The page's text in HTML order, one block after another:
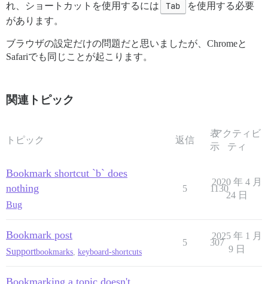
れ、ショートカットを使用するには
Tab
を使用する必要
があります。
ブラウザの設定だけの問題だと思いましたが、Chromeと
Safariでも同じことが起こります。
関連トピック
トピック 返信
表
示
アクティビ
ティ
Bookmark shortcut `b` does
nothing
Bug
5 1130
2020 年 4 月
24 日
Bookmark post
Supportbookmarks keyboard-shortcuts
5 307
2025 年 1 月
9 日